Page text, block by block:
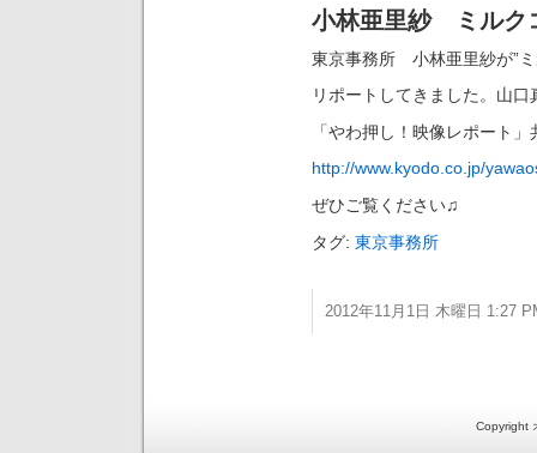
小林亜里紗 ミルク
東京事務所 小林亜里紗が”
リポートしてきました。山
「やわ押し！映像レポート
http://www.kyodo.co.jp/
ぜひご覧ください♫
タグ: 東京事務所
2012年11月1日 木曜日 1:27
Copyright